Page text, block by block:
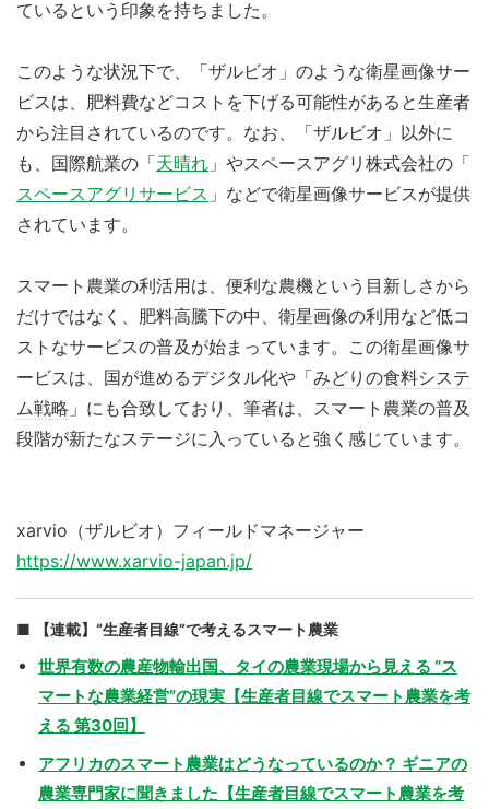
ているという印象を持ちました。
このような状況下で、「ザルビオ」のような衛星画像サー
ビスは、肥料費などコストを下げる可能性があると生産者
から注目されているのです。なお、「ザルビオ」以外に
も、国際航業の「天晴れ 」やスペースアグリ株式会社の「
スペースアグリサービス 」などで衛星画像サービスが提供
されています。
スマート農業の利活用は、便利な農機という目新しさから
だけではなく、肥料高騰下の中、衛星画像の利用など低コ
ストなサービスの普及が始まっています。この衛星画像サ
ービスは、国が進めるデジタル化や「みどりの食料システ
ム戦略 」にも合致しており、筆者は、スマート農業の普及
段階が新たなステージに入っていると強く感じています。
xarvio（ザルビオ）フィールドマネージャー
https://www.xarvio-japan.jp/
【連載】“生産者目線”で考えるスマート農業
世界有数の農産物輸出国、タイの農業現場から見える “ス
マートな農業経営”の現実【生産者目線でスマート農業を考
える 第30回】
アフリカのスマート農業はどうなっているのか？ ギニアの
農業専門家に聞きました【生産者目線でスマート農業を考